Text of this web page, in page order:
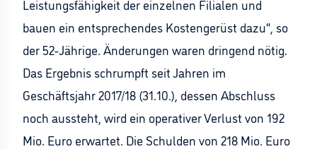
Leistungsfähigkeit der einzelnen Filialen und
bauen ein entsprechendes Kostengerüst dazu“, so
der 52-Jährige. Änderungen waren dringend nötig.
Das Ergebnis schrumpft seit Jahren im
Geschäftsjahr 2017/18 (31.10.), dessen Abschluss
noch aussteht, wird ein operativer Verlust von 192
Mio. Euro erwartet. Die Schulden von 218 Mio. Euro